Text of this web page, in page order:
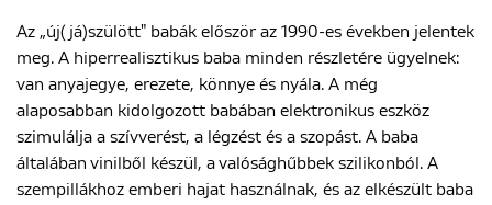
Az „új(já)szülött" babák először az 1990-es években jelentek
meg. A hiperrealisztikus baba minden részletére ügyelnek:
van anyajegye, erezete, könnye és nyála. A még
alaposabban kidolgozott babában elektronikus eszköz
szimulálja a szívverést, a légzést és a szopást. A baba
általában vinilből készül, a valósághűbbek szilikonból. A
szempillákhoz emberi hajat használnak, és az elkészült baba